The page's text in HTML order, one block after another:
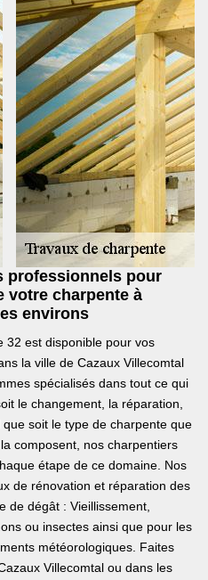
professionnels pour
votre charpente à
environs
32 est disponible pour vos
la ville de Cazaux Villecomtal
spécialisés dans tout ce qui
le changement, la réparation,
soit le type de charpente que
composent, nos charpentiers
étape de ce domaine. Nos
de rénovation et réparation des
de dégât : Vieillissement,
ou insectes ainsi que pour les
météorologiques. Faites
Villecomtal ou dans les